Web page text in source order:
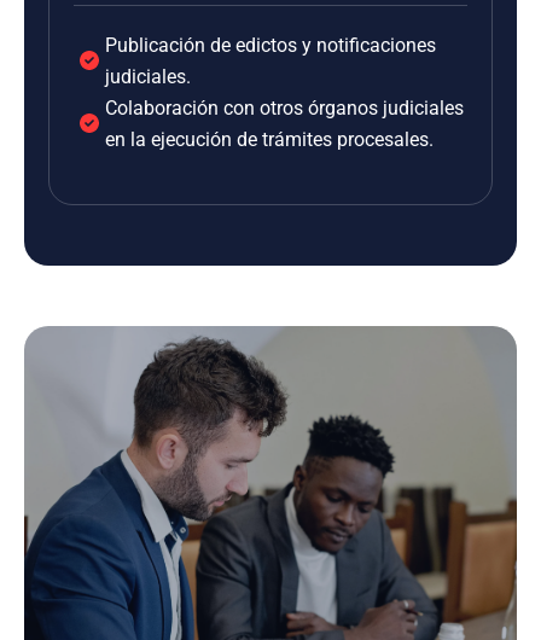
Publicación de edictos y notificaciones
judiciales.
Colaboración con otros órganos judiciales
en la ejecución de trámites procesales.